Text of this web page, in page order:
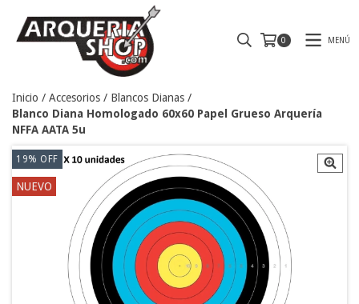
0 MENÚ
Inicio / Accesorios / Blancos Dianas /
Blanco Diana Homologado 60x60 Papel Grueso Arquería
NFFA AATA 5u
19% OFF
NUEVO